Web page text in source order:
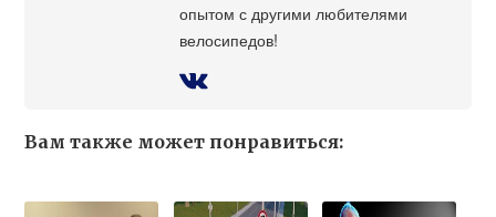
опытом с другими любителями
велосипедов!
Вам также может понравиться: